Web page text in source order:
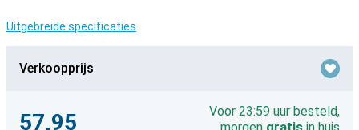
Uitgebreide specificaties
Verkoopprijs
57,95
Voor 23:59 uur besteld,